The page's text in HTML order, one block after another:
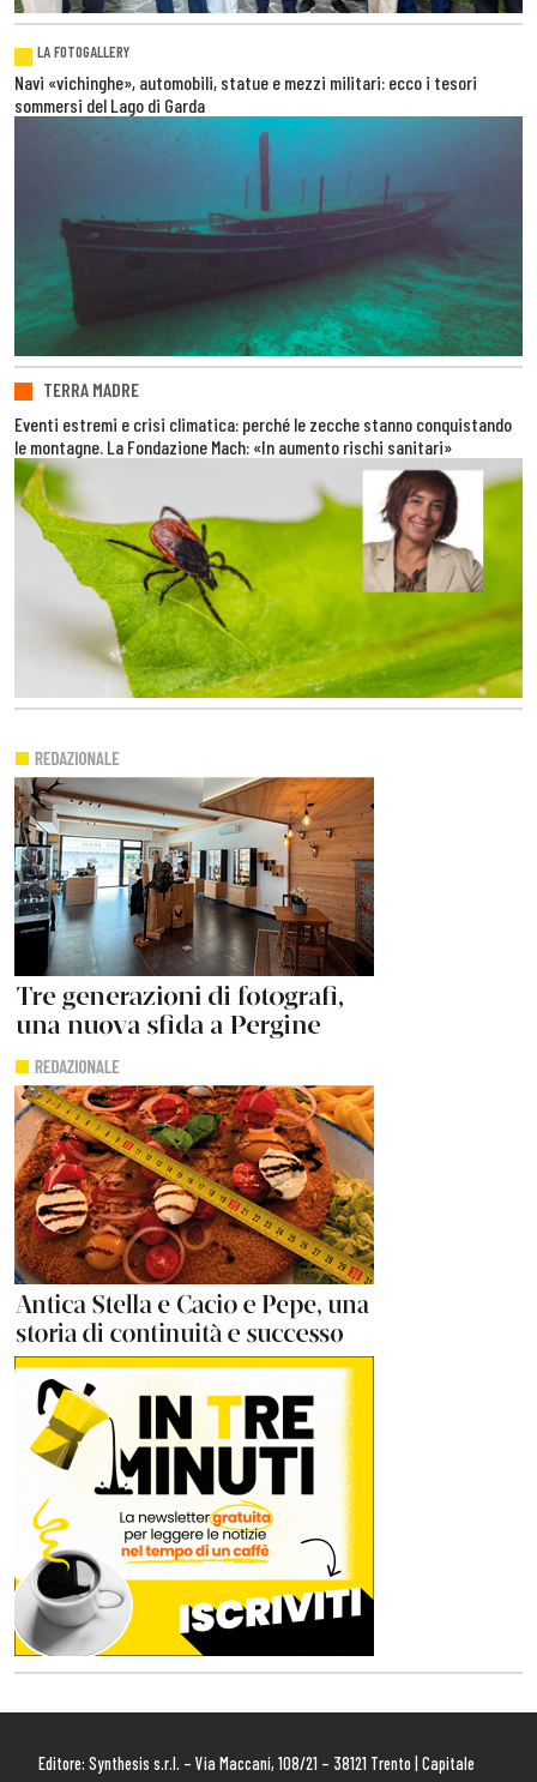
LA FOTOGALLERY
Navi «vichinghe», automobili, statue e mezzi militari: ecco i tesori
sommersi del Lago di Garda
TERRA MADRE
Eventi estremi e crisi climatica: perché le zecche stanno conquistando
le montagne. La Fondazione Mach: «In aumento rischi sanitari»
Editore: Synthesis s.r.l. – Via Maccani, 108/21 – 38121 Trento | Capitale